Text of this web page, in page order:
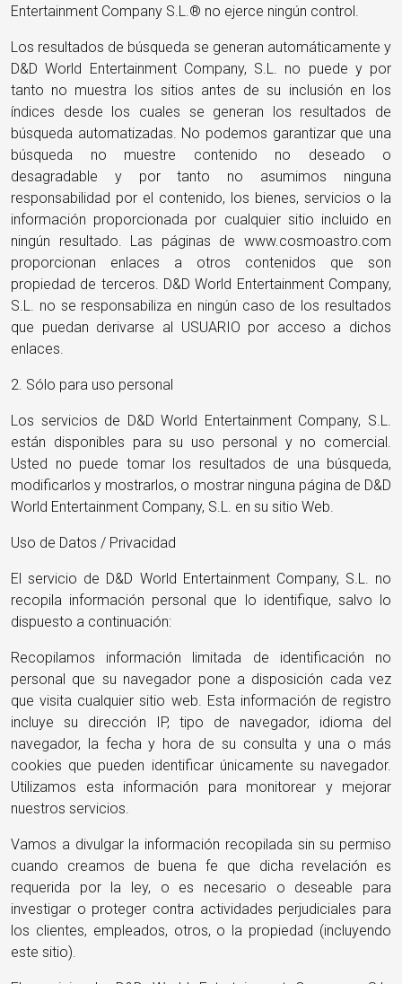
Entertainment Company S.L.® no ejerce ningún control.
Los resultados de búsqueda se generan automáticamente y
D&D World Entertainment Company, S.L. no puede y por
tanto no muestra los sitios antes de su inclusión en los
índices desde los cuales se generan los resultados de
búsqueda automatizadas. No podemos garantizar que una
búsqueda no muestre contenido no deseado o
desagradable y por tanto no asumimos ninguna
responsabilidad por el contenido, los bienes, servicios o la
información proporcionada por cualquier sitio incluido en
ningún resultado. Las páginas de www.cosmoastro.com
proporcionan enlaces a otros contenidos que son
propiedad de terceros. D&D World Entertainment Company,
S.L. no se responsabiliza en ningún caso de los resultados
que puedan derivarse al USUARIO por acceso a dichos
enlaces.
2. Sólo para uso personal
Los servicios de D&D World Entertainment Company, S.L.
están disponibles para su uso personal y no comercial.
Usted no puede tomar los resultados de una búsqueda,
modificarlos y mostrarlos, o mostrar ninguna página de D&D
World Entertainment Company, S.L. en su sitio Web.
Uso de Datos / Privacidad
El servicio de D&D World Entertainment Company, S.L. no
recopila información personal que lo identifique, salvo lo
dispuesto a continuación:
Recopilamos información limitada de identificación no
personal que su navegador pone a disposición cada vez
que visita cualquier sitio web. Esta información de registro
incluye su dirección IP, tipo de navegador, idioma del
navegador, la fecha y hora de su consulta y una o más
cookies que pueden identificar únicamente su navegador.
Utilizamos esta información para monitorear y mejorar
nuestros servicios.
Vamos a divulgar la información recopilada sin su permiso
cuando creamos de buena fe que dicha revelación es
requerida por la ley, o es necesario o deseable para
investigar o proteger contra actividades perjudiciales para
los clientes, empleados, otros, o la propiedad (incluyendo
este sitio).